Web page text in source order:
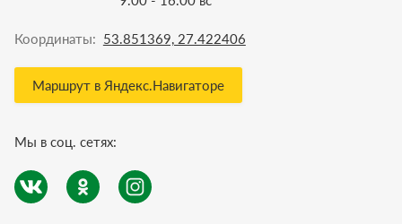
Координаты: 53.851369, 27.422406
Маршрут в Яндекс.Навигаторе
Мы в соц. сетях: